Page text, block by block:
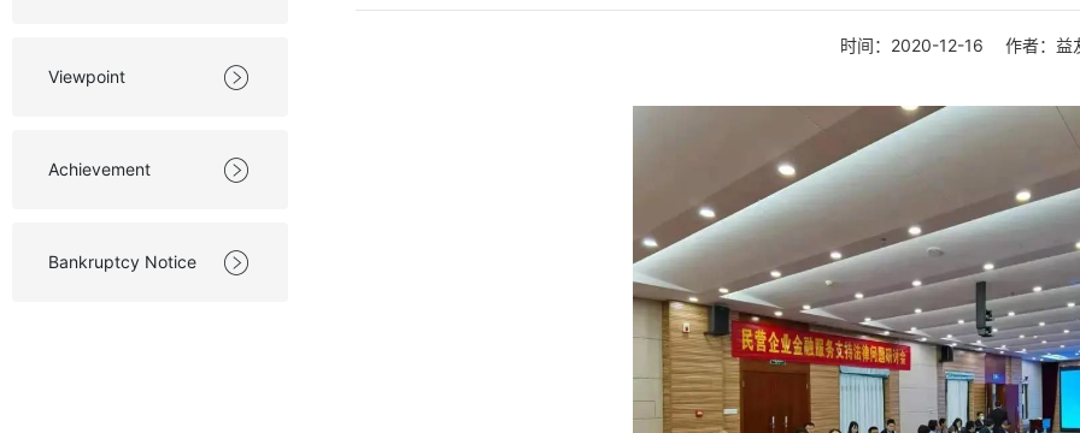
Viewpoint 
Achievement 
Bankruptcy Notice 
时间： 2020-12-16 作者：益